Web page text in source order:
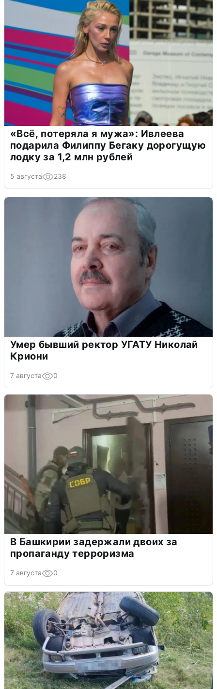
«Всё, потеряла я мужа»: Ивлеева
подарила Филиппу Бегаку дорогущую
лодку за 1,2 млн рублей
5 августа 238
Умер бывший ректор УГАТУ Николай
Криони
7 августа 0
В Башкирии задержали двоих за
пропаганду терроризма
7 августа 0